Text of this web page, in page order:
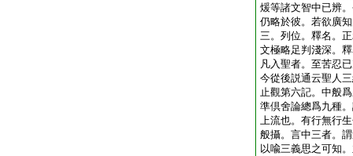
煖等諸文智中已辨
仍略於彼。若欲廣
三。列位。釋名。
文極略足判淺深。
凡入聖者。至苦忍
今從後説通云聖人
止觀第六記。中般
準倶舍論總爲九種
上流也。有行無行
般攝。言中三者。
以喩三義思之可知